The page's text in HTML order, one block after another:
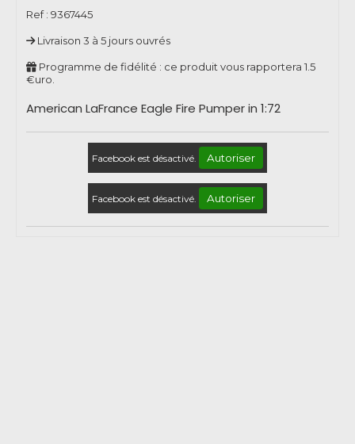
Ref : 9367445
Livraison 3 à 5 jours ouvrés
Programme de fidélité : ce produit vous rapportera 1.5
€uro.
American LaFrance Eagle Fire Pumper in 1:72
Facebook est désactivé. Autoriser
Facebook est désactivé. Autoriser